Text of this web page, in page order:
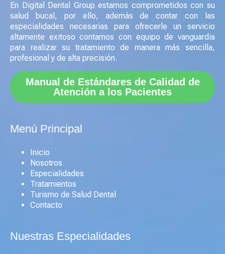
En Digital Dental Group estamos comprometidos con su
salud bucal, por ello, además de contar con las
especialidades necesarias para ofrecerle un servicio
altamente exitoso contamos con equipo de vanguardia
para realizar su tratamiento de manera más sencilla,
profesional y de alta precisión.
Manual de Estándares de Calidad de
Atención a los Pacientes
Menú Principal
Inicio
Nosotros
Especialidades
Tratamientos
Turismo de Salud Dental
Contacto
Nuestras Especialidades